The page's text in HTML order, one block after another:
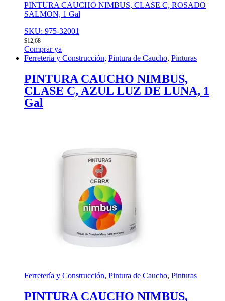
PINTURA CAUCHO NIMBUS, CLASE C, ROSADO
SALMON, 1 Gal
SKU: 975-32001
$12,68
Comprar ya
Ferretería y Construcción, Pintura de Caucho, Pinturas
PINTURA CAUCHO NIMBUS,
CLASE C, AZUL LUZ DE LUNA, 1
Gal
Ferretería y Construcción, Pintura de Caucho, Pinturas
PINTURA CAUCHO NIMBUS,